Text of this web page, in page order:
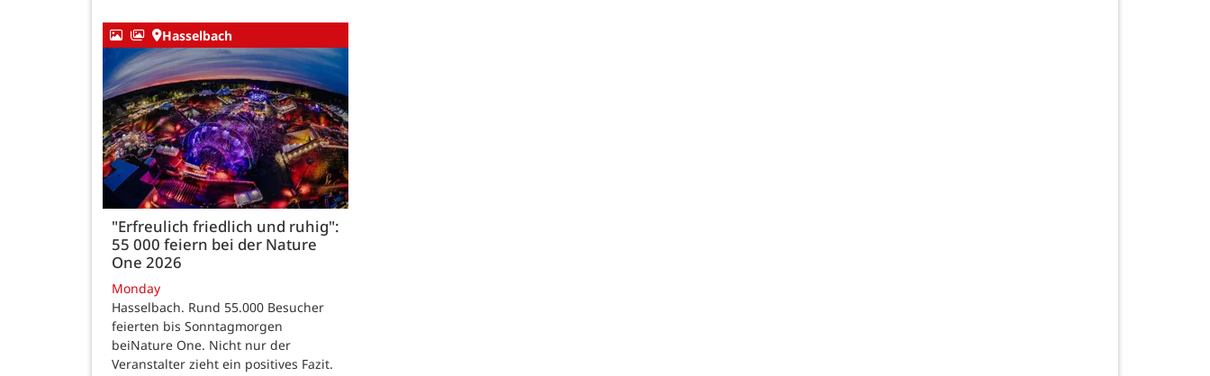
Hasselbach
"Erfreulich friedlich und ruhig":
55 000 feiern bei der Nature
One 2026
Monday
Hasselbach. Rund 55.000 Besucher
feierten bis Sonntagmorgen
beiNature One. Nicht nur der
Veranstalter zieht ein positives Fazit.